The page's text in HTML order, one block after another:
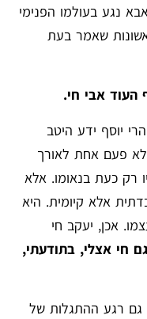
נגע בעולמו הפנימי
שאמר בעת
העוד אבי חי.
יוסף ידע היטב
לא פעם אחת לאורך
רק כעת בנאומו. אלא
אלא קיומית. היא
אכן, יעקב חי
חי אצלי, בתודעתי,
גם רגע ההתגלות של